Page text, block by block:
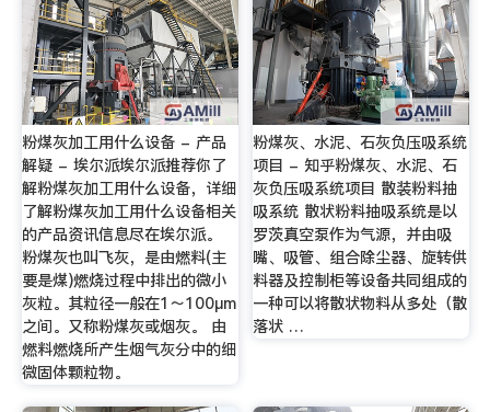
粉煤灰加工用什么设备 - 产品
解疑 - 埃尔派埃尔派推荐你了
解粉煤灰加工用什么设备，详细
了解粉煤灰加工用什么设备相关
的产品资讯信息尽在埃尔派。
粉煤灰也叫飞灰，是由燃料(主
要是煤)燃烧过程中排出的微小
灰粒。其粒径一般在1～100μm
之间。又称粉煤灰或烟灰。 由
燃料燃烧所产生烟气灰分中的细
微固体颗粒物。
粉煤灰、水泥、石灰负压吸系统
项目 - 知乎粉煤灰、水泥、石
灰负压吸系统项目 散装粉料抽
吸系统 散状粉料抽吸系统是以
罗茨真空泵作为气源，并由吸
嘴、吸管、组合除尘器、旋转供
料器及控制柜等设备共同组成的
一种可以将散状物料从多处（散
落状 …